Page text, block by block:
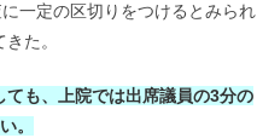
一定の区切りをつけるとみられ
た。
も、上院では出席議員の3分の
。